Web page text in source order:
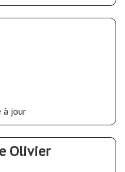
à jour
Olivier